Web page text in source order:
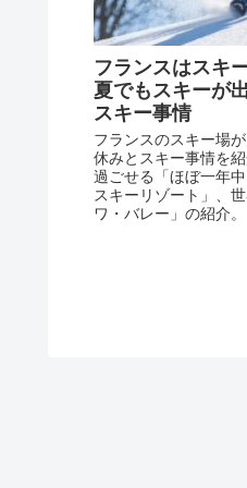
フランスはスキ
夏でもスキーが
スキー事情
フランスのスキー場
休みとスキー事情を
過ごせる「ほぼ一年
スキーリゾート」、
ワ・バレー」の紹介。